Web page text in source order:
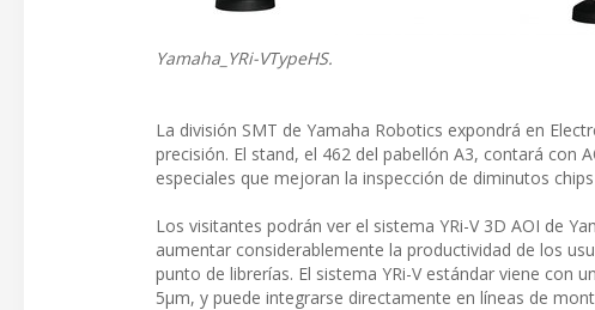
Yamaha_YRi-VTypeHS.
La división SMT de Yamaha Robotics expondrá en
precisión. El stand, el 462 del pabellón A3, contará con
especiales que mejoran la inspección de diminutos
Los visitantes podrán ver el sistema YRi-V 3D AOI de
aumentar considerablemente la productividad de los
punto de librerías. El sistema YRi-V estándar viene con
5µm, y puede integrarse directamente en líneas de